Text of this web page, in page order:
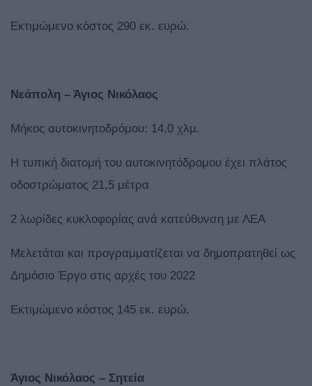
Εκτιμώμενο κόστος 290 εκ. ευρώ.
Νεάπολη – Άγιος Νικόλαος
Μήκος αυτοκινητοδρόμου: 14,0 χλμ.
Η τυπική διατομή του αυτοκινητόδρομου έχει πλάτος
οδοστρώματος 21,5 μέτρα
2 λωρίδες κυκλοφορίας ανά κατεύθυνση με ΛΕΑ
Μελετάται και προγραμματίζεται να δημοπρατηθεί ως
Δημόσιο Έργο στις αρχές του 2022
Εκτιμώμενο κόστος 145 εκ. ευρώ.
Άγιος Νικόλαος – Σητεία